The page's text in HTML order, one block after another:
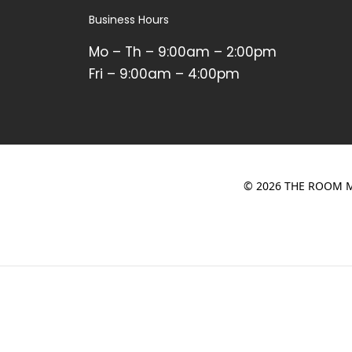
Business Hours
Mo – Th – 9:00am – 2:00pm
Fri – 9:00am – 4:00pm
© 2026 THE ROOM